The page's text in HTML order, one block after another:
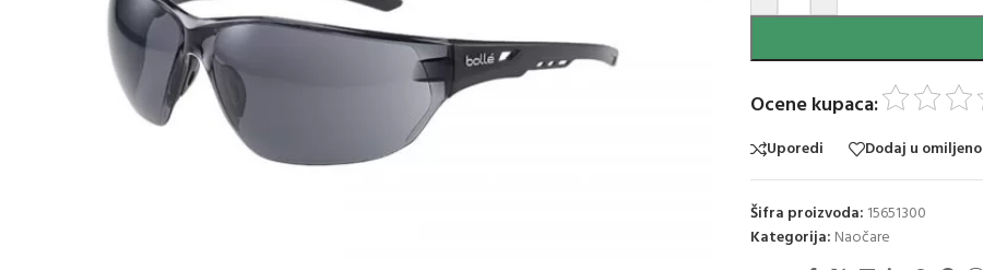
Ocene kupaca:
Uporedi Dodaj u omiljeno
Šifra proizvoda: 15651300
Kategorija: Naočare